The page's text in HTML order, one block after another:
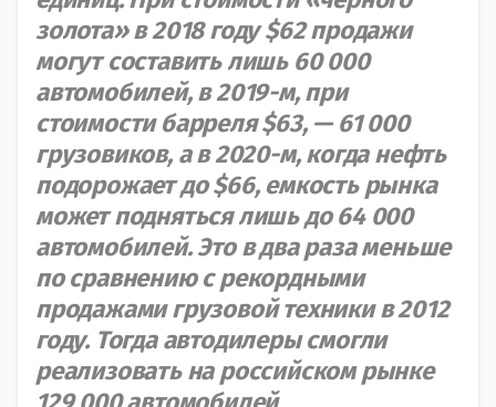
золота» в 2018 году $62 продажи
могут составить лишь 60 000
автомобилей, в 2019-м, при
стоимости барреля $63, — 61 000
грузовиков, а в 2020-м, когда нефть
подорожает до $66, емкость рынка
может подняться лишь до 64 000
автомобилей. Это в два раза меньше
по сравнению с рекордными
продажами грузовой техники в 2012
году. Тогда автодилеры смогли
реализовать на российском рынке